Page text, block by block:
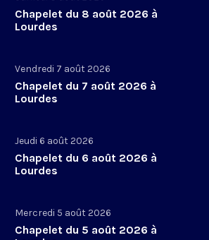
Chapelet du 8 août 2026 à
Lourdes
Vendredi 7 août 2026
Chapelet du 7 août 2026 à
Lourdes
Jeudi 6 août 2026
Chapelet du 6 août 2026 à
Lourdes
Mercredi 5 août 2026
Chapelet du 5 août 2026 à